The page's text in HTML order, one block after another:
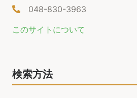
048-830-3963
このサイトについて
検索方法